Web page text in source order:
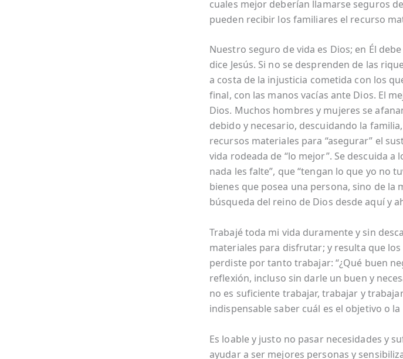
cuales mejor deberían llamarse seguros
pueden recibir los familiares el recurso
Nuestro seguro de vida es Dios; en Él
dice Jesús. Si no se desprenden de las
a costa de la injusticia cometida con los
final, con las manos vacías ante Dios. El
Dios. Muchos hombres y mujeres se
debido y necesario, descuidando la
recursos materiales para “asegurar” el
vida rodeada de “lo mejor”. Se descuida
nada les falte”, que “tengan lo que yo no
bienes que posea una persona, sino de la
búsqueda del reino de Dios desde aquí y
Trabajé toda mi vida duramente y sin
materiales para disfrutar; y resulta que
perdiste por tanto trabajar: “¿Qué buen
reflexión, incluso sin darle un buen y
no es suficiente trabajar, trabajar y
indispensable saber cuál es el objetivo o
Es loable y justo no pasar necesidades y
ayudar a ser mejores personas y